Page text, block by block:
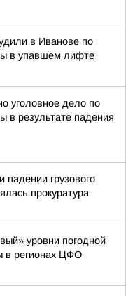
в Иванове по
в упавшем лифте
уголовное дело по
в результате падения
грузового
прокуратура
уровни погодной
в регионах ЦФО